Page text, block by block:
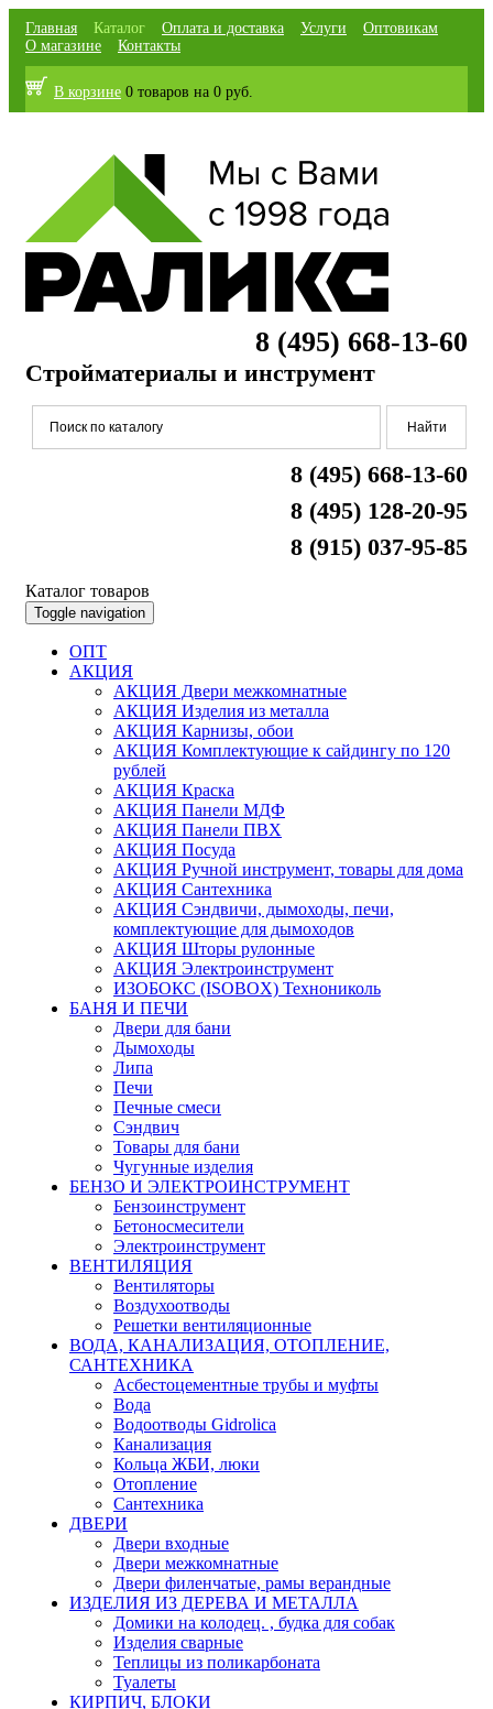
Главная Каталог Оплата и доставка Услуги
Оптовикам
О магазине
Контакты
В корзине 0 товаров на 0 руб.
8 (495) 668-13-60
Стройматериалы и инструмент
8 (495) 668-13-60
8 (495) 128-20-95
8 (915) 037-95-85
Каталог товаров
Toggle navigation
ОПТ
АКЦИЯ
АКЦИЯ Двери межкомнатные
АКЦИЯ Изделия из металла
АКЦИЯ Карнизы, обои
АКЦИЯ Комплектующие к сайдингу по 120
рублей
АКЦИЯ Краска
АКЦИЯ Панели МДФ
АКЦИЯ Панели ПВХ
АКЦИЯ Посуда
АКЦИЯ Ручной инструмент, товары для дома
АКЦИЯ Сантехника
АКЦИЯ Сэндвичи, дымоходы, печи,
комплектующие для дымоходов
АКЦИЯ Шторы рулонные
АКЦИЯ Электроинструмент
ИЗОБОКС (ISOBOX) Технониколь
БАНЯ И ПЕЧИ
Двери для бани
Дымоходы
Липа
Печи
Печные смеси
Сэндвич
Товары для бани
Чугунные изделия
БЕНЗО И ЭЛЕКТРОИНСТРУМЕНТ
Бензоинструмент
Бетоносмесители
Электроинструмент
ВЕНТИЛЯЦИЯ
Вентиляторы
Воздухоотводы
Решетки вентиляционные
ВОДА, КАНАЛИЗАЦИЯ, ОТОПЛЕНИЕ,
САНТЕХНИКА
Асбестоцементные трубы и муфты
Вода
Водоотводы Gidrolica
Канализация
Кольца ЖБИ, люки
Отопление
Сантехника
ДВЕРИ
Двери входные
Двери межкомнатные
Двери филенчатые, рамы верандные
ИЗДЕЛИЯ ИЗ ДЕРЕВА И МЕТАЛЛА
Домики на колодец. , будка для собак
Изделия сварные
Теплицы из поликарбоната
Туалеты
КИРПИЧ, БЛОКИ